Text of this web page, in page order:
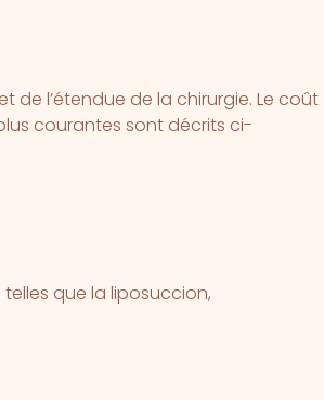
de l’étendue de la chirurgie. Le coût
courantes sont décrits ci-
que la liposuccion,